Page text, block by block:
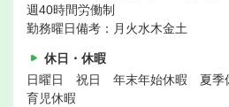
週40時間労働制
勤務曜日備考：月火水木金土
休日・休暇
日曜日 祝日 年末年始休暇 夏季
育児休暇